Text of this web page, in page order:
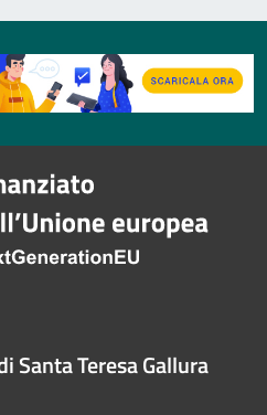
Santa Teresa Gallura